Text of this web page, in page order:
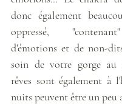
donc également
oppressé,
d'émotions et de non-
soin de votre gorge au
rêves sont également à
nuits peuvent être un peu